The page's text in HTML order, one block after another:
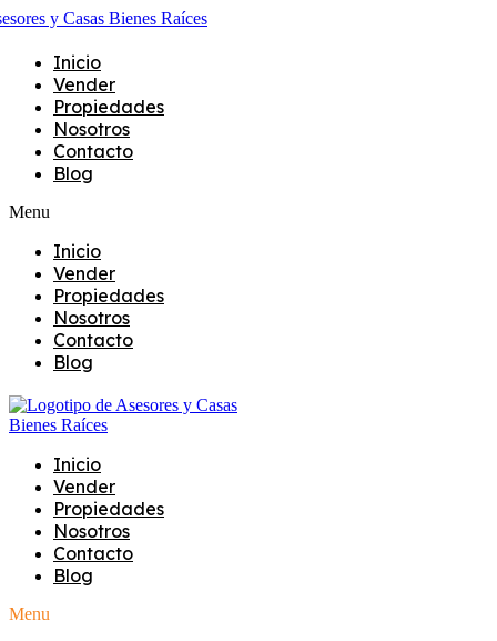
Inicio
Vender
Propiedades
Nosotros
Contacto
Blog
Menu
Inicio
Vender
Propiedades
Nosotros
Contacto
Blog
Inicio
Vender
Propiedades
Nosotros
Contacto
Blog
Menu